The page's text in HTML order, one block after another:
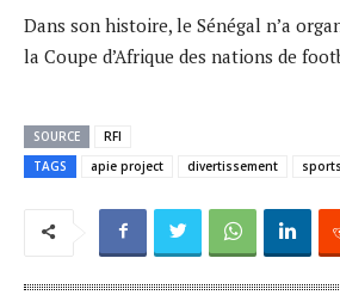
Dans son histoire, le Sénégal n’a
la Coupe d’Afrique des nations de
SOURCE
RFI
TAGS
apie project divertissement sports